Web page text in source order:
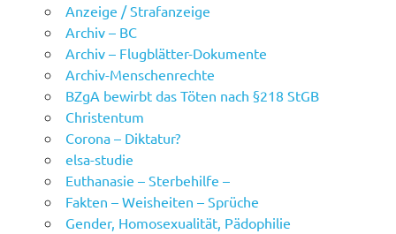
Anzeige / Strafanzeige
Archiv – BC
Archiv – Flugblätter-Dokumente
Archiv-Menschenrechte
BZgA bewirbt das Töten nach §218 StGB
Christentum
Corona – Diktatur?
elsa-studie
Euthanasie – Sterbehilfe –
Fakten – Weisheiten – Sprüche
Gender, Homosexualität, Pädophilie